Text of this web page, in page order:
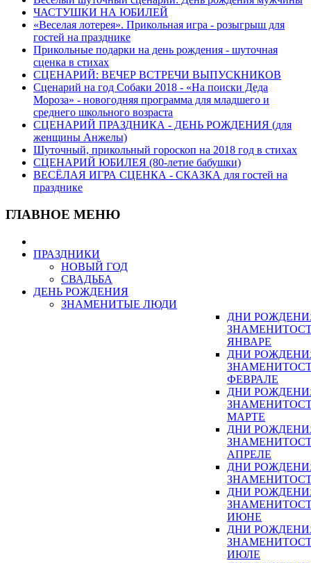
ЧАСТУШКИ НА ЮБИЛЕЙ
«Веселая лотерея». Прикольная игра - розыгрыш для
гостей на празднике
Прикольные подарки на день рождения - шуточная
сценка в стихах
СЦЕНАРИЙ: ВЕЧЕР ВСТРЕЧИ ВЫПУСКНИКОВ
Сценарий на год Собаки 2018 - «На поиски Деда
Мороза» - новогодняя программа для младшего и
среднего школьного возраста
СЦЕНАРИЙ ПРАЗДНИКА - ДЕНЬ РОЖДЕНИЯ (для
женщины Анжелы)
Шуточный, прикольный гороскоп на 2018 год в стихах
СЦЕНАРИЙ ЮБИЛЕЯ (80-летие бабушки)
ВЕСЁЛАЯ ИГРА СЦЕНКА - СКАЗКА для гостей на
празднике
ГЛАВНОЕ МЕНЮ
ПРАЗДНИКИ
НОВЫЙ ГОД
СВАДЬБА
ДЕНЬ РОЖДЕНИЯ
ЗНАМЕНИТЫЕ ЛЮДИ
ДНИ
ЯНВАРЕ
ДНИ
ФЕВРАЛЕ
ДНИ
МАРТЕ
ДНИ
АПРЕЛЕ
ДНИ
ДНИ
ИЮНЕ
ДНИ
ИЮЛЕ